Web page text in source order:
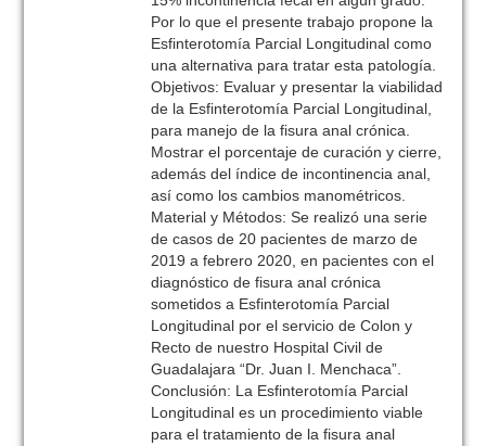
Por lo que el presente trabajo propone la
Esfinterotomía Parcial Longitudinal como
una alternativa para tratar esta patología.
Objetivos: Evaluar y presentar la viabilidad
de la Esfinterotomía Parcial Longitudinal,
para manejo de la fisura anal crónica.
Mostrar el porcentaje de curación y cierre,
además del índice de incontinencia anal,
así como los cambios manométricos.
Material y Métodos: Se realizó una serie
de casos de 20 pacientes de marzo de
2019 a febrero 2020, en pacientes con el
diagnóstico de fisura anal crónica
sometidos a Esfinterotomía Parcial
Longitudinal por el servicio de Colon y
Recto de nuestro Hospital Civil de
Guadalajara “Dr. Juan I. Menchaca”.
Conclusión: La Esfinterotomía Parcial
Longitudinal es un procedimiento viable
para el tratamiento de la fisura anal